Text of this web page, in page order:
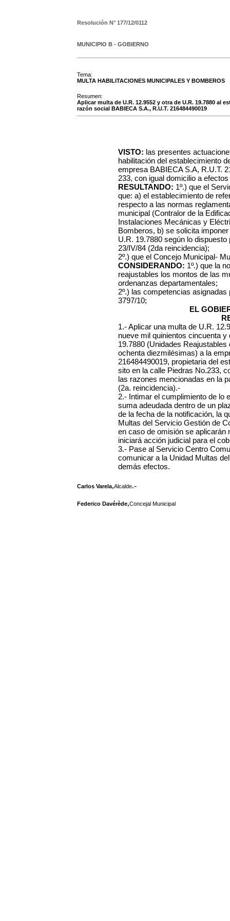
Resolución N° 177/12/0112
MUNICIPIO B - GOBIERNO
Tema:
MULTA HABILITACIONES MUNICIPALES Y BOMBEROS
Resumen:
Aplicar multa de U.R. 12.9552 y otra de U.R. 19.7880 al
razón social BABIECA S.A., R.U.T. 216484490019
VISTO: las presentes
habilitación del establecimiento
empresa BABIECA S.A, R.U.T.
233, con igual domicilio a
RESULTANDO: 1º.) que el
que: a) el establecimiento de
respecto a las normas
municipal (Contralor de la
Instalaciones Mecánicas y
Bomberos, b) se solicita
U.R. 19.7880 según lo
23/IV/84 (2da reincidencia);
2º.) que el Concejo Municipal-
CONSIDERANDO: 1º.) que la
reajustables los montos de las
ordenanzas departamentales;
2º.) las competencias
3797/10;
EL
1.- Aplicar una multa de U.R.
nueve mil quinientos cincuenta
19.7880 (Unidades
ochenta diezmilésimas) a la
216484490019, propietaria del
sito en la calle Piedras No.233,
las razones mencionadas en la
(2a. reincidencia).-
2.- Intimar el cumplimiento de lo
suma adeudada dentro de un
de la fecha de la notificación, la
Multas del Servicio Gestión de
en caso de omisión se
iniciará acción judicial para el
3.- Pase al Servicio Centro
comunicar a la Unidad Multas
demás efectos.
Carlos Varela,Alcalde.-
Federico Davérède,Concejal Municipal